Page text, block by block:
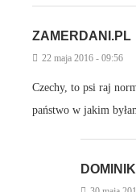
ZAMERDANI.PL
22 maja 2016 - 09:56
Czechy, to psi raj
państwo w jakim